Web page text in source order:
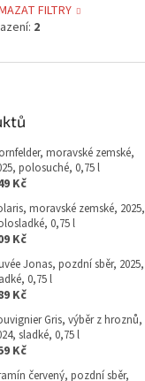
FILTRY
2
moravské zemské,
polosuché, 0,75 l
Kč
moravské zemské, 2025,
0,75 l
Kč
Jonas, pozdní sběr, 2025,
0,75 l
Kč
Gris, výběr z hroznů,
sladké, 0,75 l
Kč
červený, pozdní sběr,